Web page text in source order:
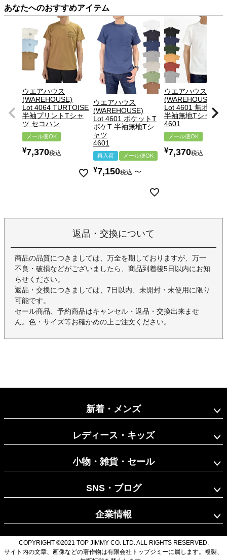
あなたへのおすすめアイテム
ウエアハウス
(WAREHOUSE)
Lot 4064 TURTOISE
半袖プリントTシャ
ツ セコハン
メール便OK
¥7,370税込
ウエアハウス
(WAREHOUSE)
Lot 4601 ポケットT
ポケT 半袖無地Tシ
ャツ
4601
再入荷 メール便OK
¥7,150税込 〜
ウエアハウス
(WAREHOUSE)
Lot 4601 無地
半袖無地Tシャツ
4601
メール便OK
¥7,370税込
返品・交換について
商品の品質につきましては、万全を期しておりますが、万一
不良・破損などがございましたら、商品到着後5日以内にお知
らせください。
返品・交換につきましては、7日以内、未開封・未使用に限り
可能です。
セール商品、予約商品はキャンセル・返品・交換出来ませ
ん。色・サイズ等お確かめの上ご注文ください。
新着・メンズ
レディース・キッズ
小物・雑貨・セール
SNS・ブログ
企業情報
COPYRIGHT ©2021 TOP JIMMY CO. LTD. ALL RIGHTS RESERVED.
サイト内の文章、画像などの著作物は有限会社トップジミーに属します。複製、